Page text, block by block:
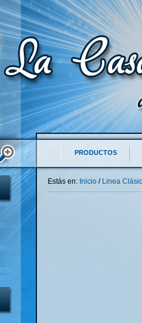
PRODUCTOS
Estás en: Inicio / Linea